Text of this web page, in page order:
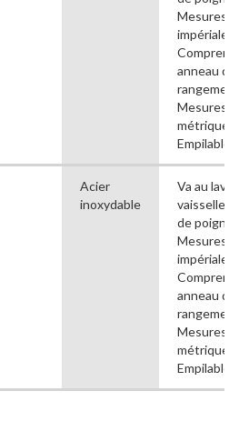
Mesures
impériales,
anneau de
Mesures
métriques,
Empilable
Acier
inoxydable
Va au lave-
vaisselle,
de
Mesures
impériales,
anneau de
Mesures
métriques,
Empilable